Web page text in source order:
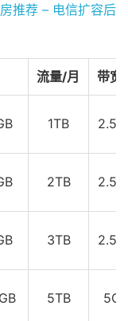
推荐 – 电信扩容后
流量/月 带宽
1TB
2TB
3TB
5TB